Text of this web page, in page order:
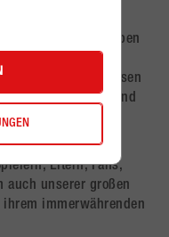
und Trainingsgruppen
für die
Hier müssen
abwarten und
das Jahr 2021
Eltern, Fans,
auch unserer großen
immerwährenden